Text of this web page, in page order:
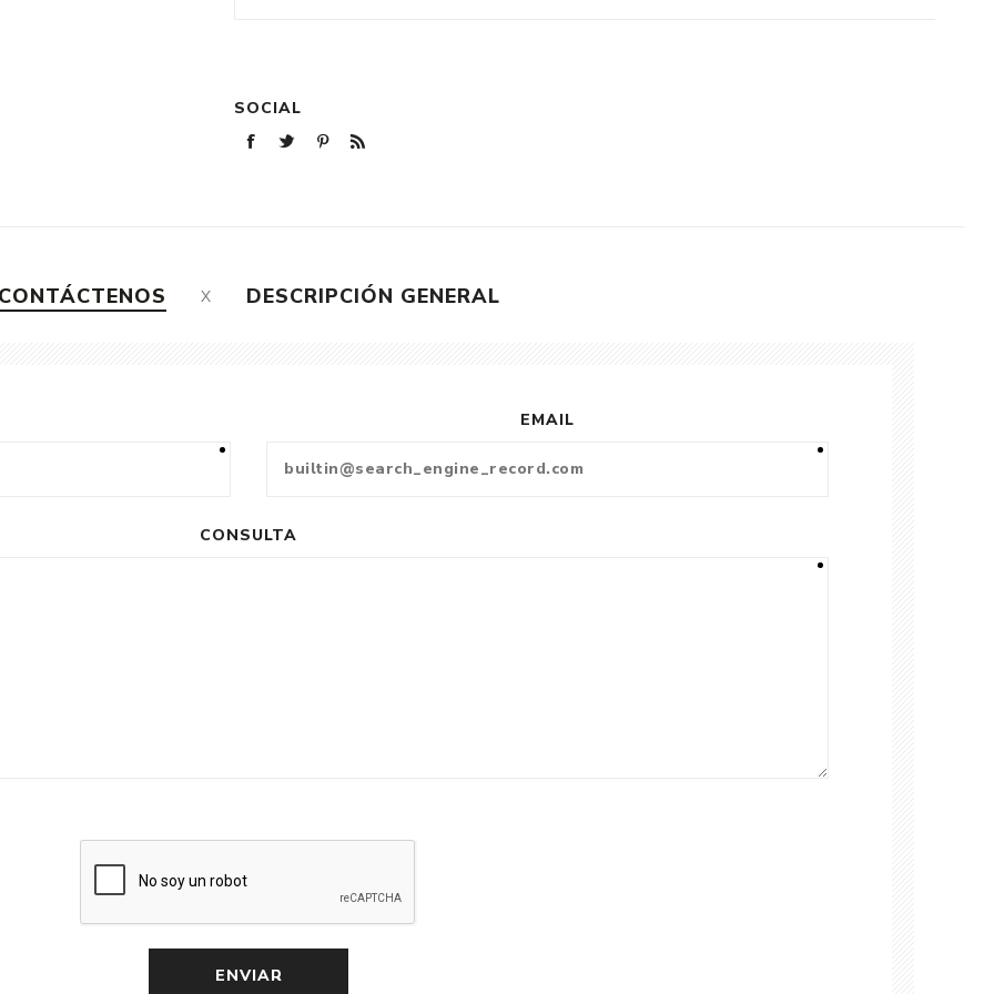
SOCIAL
DESCRIPCIÓN GENERAL
EMAIL
CONSULTA